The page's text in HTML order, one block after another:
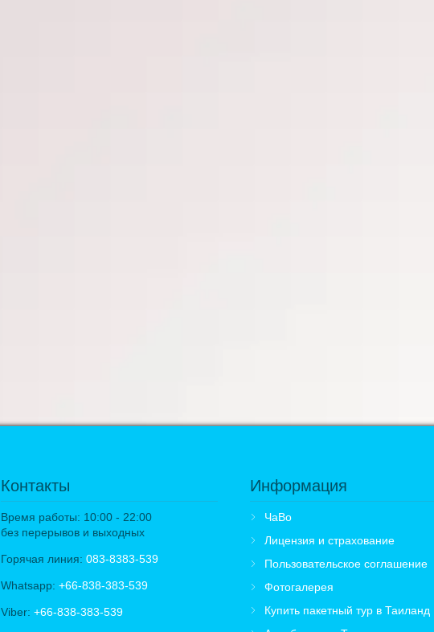
Контакты
Время работы: 10:00 - 22:00
без перерывов и выходных
Горячая линия: 083-8383-539
Whatsapp: +66-838-383-539
Viber: +66-838-383-539
Информация
ЧаВо
Лицензия и страхование
Пользовательское соглашение
Фотогалерея
Купить пакетный тур в Таиланд